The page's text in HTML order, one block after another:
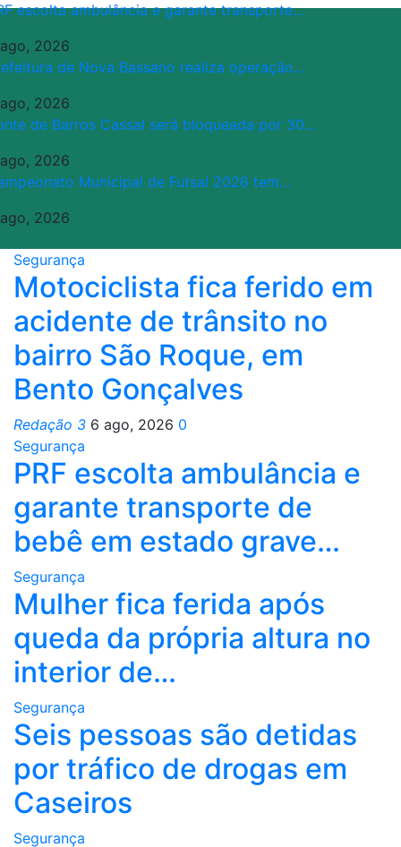
escolta ambulância e garante transporte…
2026
de Nova Bassano realiza operação…
2026
de Barros Cassal será bloqueada por 30…
2026
Municipal de Futsal 2026 tem…
2026
Segurança
Motociclista fica ferido em
acidente de trânsito no
bairro São Roque, em
Bento Gonçalves
Redação 3 6 ago, 2026 0
Segurança
PRF escolta ambulância e
garante transporte de
bebê em estado grave…
Segurança
Mulher fica ferida após
queda da própria altura no
interior de…
Segurança
Seis pessoas são detidas
por tráfico de drogas em
Caseiros
Segurança